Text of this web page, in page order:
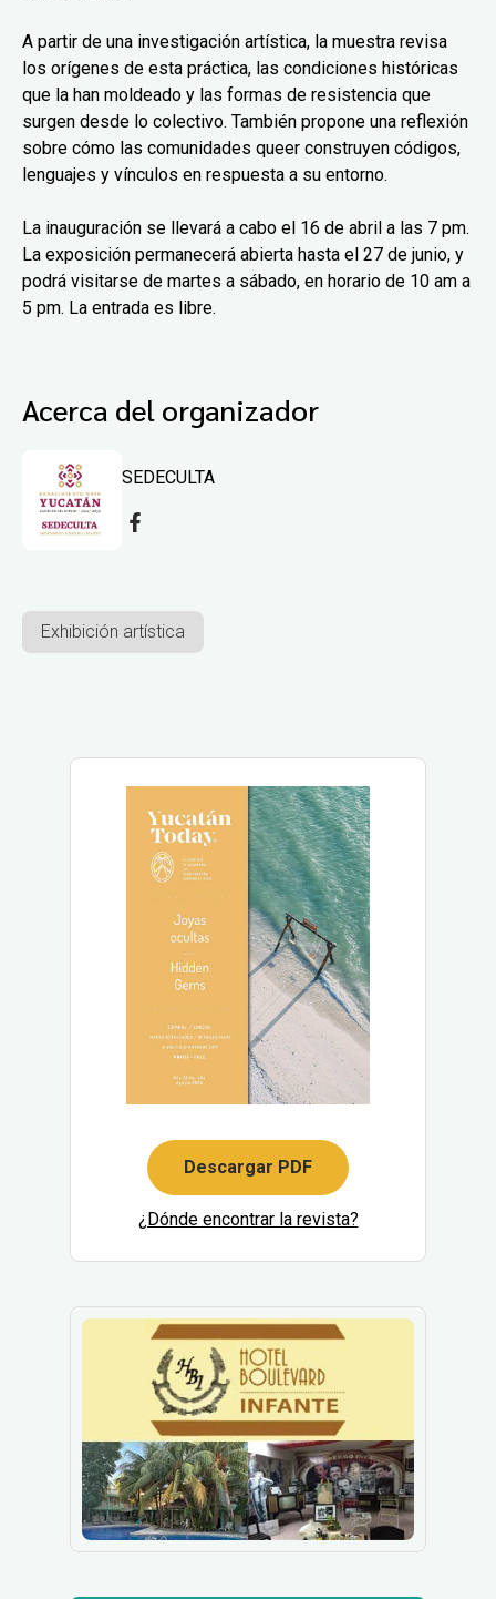
A partir de una investigación artística, la muestra revisa
los orígenes de esta práctica, las condiciones históricas
que la han moldeado y las formas de resistencia que
surgen desde lo colectivo. También propone una reflexión
sobre cómo las comunidades queer construyen códigos,
lenguajes y vínculos en respuesta a su entorno.
La inauguración se llevará a cabo el 16 de abril a las 7 pm.
La exposición permanecerá abierta hasta el 27 de junio, y
podrá visitarse de martes a sábado, en horario de 10 am a
5 pm. La entrada es libre.
Acerca del organizador
SEDECULTA
Exhibición artística
Descargar PDF
¿Dónde encontrar la revista?